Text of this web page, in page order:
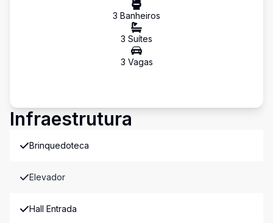
3 Banheiros
3 Suítes
3 Vagas
Infraestrutura
Brinquedoteca
Elevador
Hall Entrada